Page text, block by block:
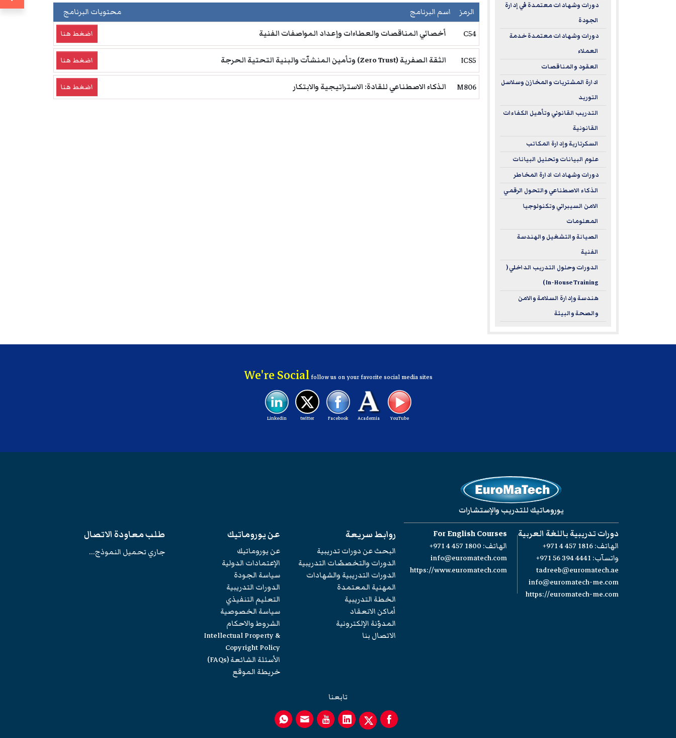
الرمز اسم البرنامج محتويات البرنامج
C54 أخصائي المناقصات والعطاءات وإعداد المواصفات الفنية اضغط هنا
ICS5 الثقة الصفرية (Zero Trust) وتأمين المنشآت والبنية التحتية الحرجة اضغط هنا
M806 الذكاء الاصطناعي للقادة: الاستراتيجية والابتكار اضغط هنا
دورات وشهادات معتمدة في إدارة
الجودة
دورات وشهادات معتمدة خدمة
العملاء
العقود والمناقصات
ادارة المشتريات والمخازن وسلاسل
التوريد
التدريب القانوني وتأهيل الكفاءات
القانونية
السكرتارية وإدارة المكاتب
علوم البيانات وتحليل البيانات
دورات وشهادات ادارة المخاطر
الذكاء الاصطناعي والتحول الرقمي
الامن السيبراني وتكنولوجيا
المعلومات
الصيانة والتشغيل والهندسة
الفنية
الدورات وحلول التدريب الداخلي (
In-House Training )
هندسة وإدارة السلامة والامن
والصحة والبيئة
We're Socialfollow us on your favorite social media sites
YouTube
Academia
Facebook
twitter
Linkedin
يوروماتيك للتدريب والإستشارات
دورات تدريبية باللغة العربية
الهاتف:+971 4 457 1816
واتسآب:+971 56 394 4441
tadreeb@euromatech.ae
info@euromatech-me.com
https://euromatech-me.com
For English Courses
الهاتف: +971 4 457 1800
info@euromatech.com
https://www.euromatech.com
روابط سريعة
البحث عن دورات تدريبية
الدورات والتخصصّات التدريبية
الدورات التدريبية والشهادات
المهنية المعتمدة
الخطة التدريبية
أماكن الانعقاد
المدوّنة الإلكترونية
الاتصال بنا
عن يوروماتيك
عن يوروماتيك
الإعتمادات الدولية
سياسة الجودة
الدورات التدريبية
التعليم التنفيذي
سياسة الخصوصية
الشروط والاحكام
Intellectual Property &
Copyright Policy
الأسئلة الشائعة (FAQs)
خريطة الموقع
طلب معاودة الاتصال
جاري تحميل النموذج...
تابعنا